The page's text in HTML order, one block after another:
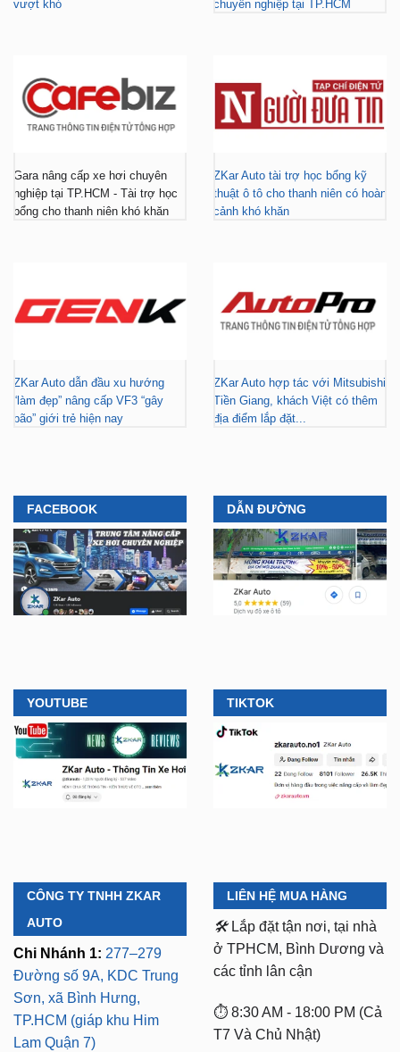
vượt khó chuyên nghiệp tại TP.HCM
Gara nâng cấp xe hơi chuyên
nghiệp tại TP.HCM - Tài trợ học
bổng cho thanh niên khó khăn
ZKar Auto tài trợ học bổng kỹ
thuật ô tô cho thanh niên có hoàn
cảnh khó khăn
ZKar Auto dẫn đầu xu hướng
“làm đẹp” nâng cấp VF3 “gây
bão” giới trẻ hiện nay
ZKar Auto hợp tác với Mitsubishi
Tiền Giang, khách Việt có thêm
địa điểm lắp đặt...
FACEBOOK DẪN ĐƯỜNG
YOUTUBE TIKTOK
CÔNG TY TNHH ZKAR
AUTO
Chi Nhánh 1: 277–279
Đường số 9A, KDC Trung
Sơn, xã Bình Hưng,
TP.HCM (giáp khu Him
Lam Quận 7)
LIÊN HỆ MUA HÀNG
🛠️ Lắp đặt tận nơi, tại nhà
ở TPHCM, Bình Dương và
các tỉnh lân cận
⏱️ 8:30 AM - 18:00 PM (Cả
T7 Và Chủ Nhật)